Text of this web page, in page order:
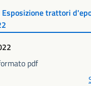
Esposizione trattori
pdf